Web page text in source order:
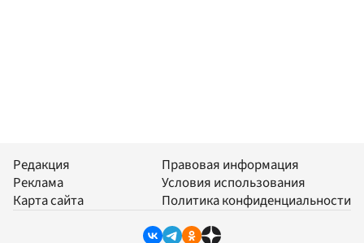
Редакция
Реклама
Карта сайта
Правовая информация
Условия использования
Политика конфиденциальности